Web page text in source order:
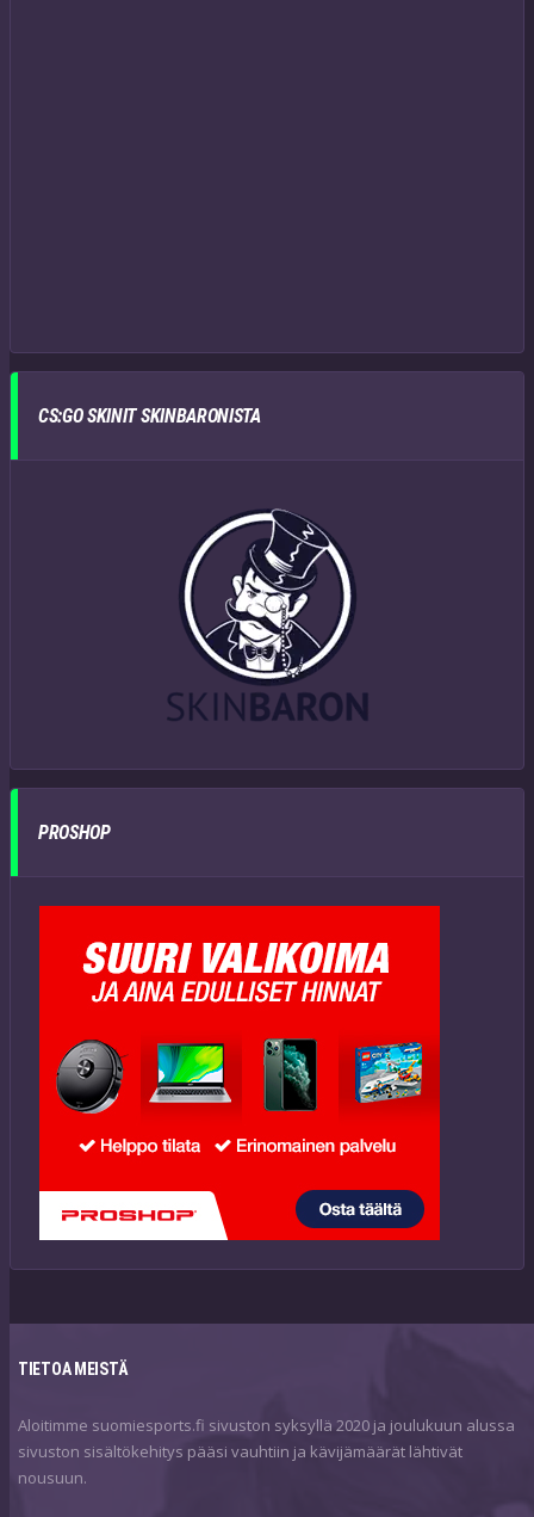
CS:GO SKINIT SKINBARONISTA
PROSHOP
TIETOA MEISTÄ
Aloitimme suomiesports.fi sivuston syksyllä 2020 ja joulukuun alussa
sivuston sisältökehitys pääsi vauhtiin ja kävijämäärät lähtivät
nousuun.